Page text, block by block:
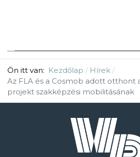
Ön itt van: Kezdőlap
Hírek
Az FLA és a Cosmob adott otthont
projekt szakképzési mobilitásának